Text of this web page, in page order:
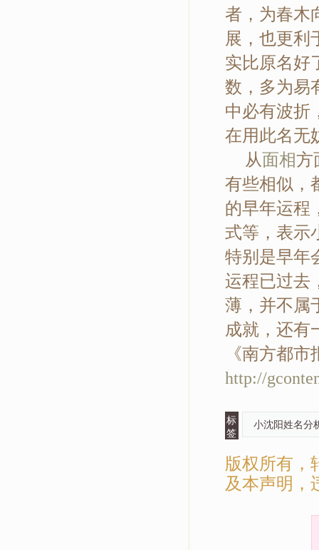
者，为春木
展，也更利
实比原名好
数，多为易
中必有波折
在用此名无
从面相方
有些相似，
的早年运程
式等，表示
特别是早年
运程已过去
薄，并不属
成就，还有
《南方都
http://
标
签
小沈阳姓名分
版权所有，
及本声明，